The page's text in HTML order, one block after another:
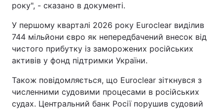
року", - сказано в документі.
У першому кварталі 2026 року Euroclear виділив
744 мільйони євро як непередбачений внесок від
чистого прибутку із заморожених російських
активів у фонд підтримки України.
Також повідомляється, що Euroclear зіткнувся з
численними судовими процесами в російських
судах. Центральний банк Росії порушив судовий